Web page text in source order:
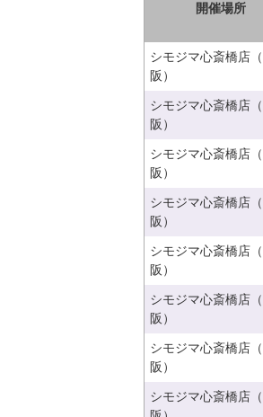
開催場所
シモジマ心斎橋店
阪）
シモジマ心斎橋店
阪）
シモジマ心斎橋店
阪）
シモジマ心斎橋店
阪）
シモジマ心斎橋店
阪）
シモジマ心斎橋店
阪）
シモジマ心斎橋店
阪）
シモジマ心斎橋店